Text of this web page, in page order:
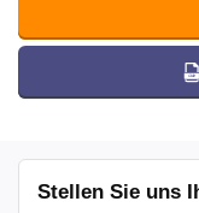
Stellen Sie uns